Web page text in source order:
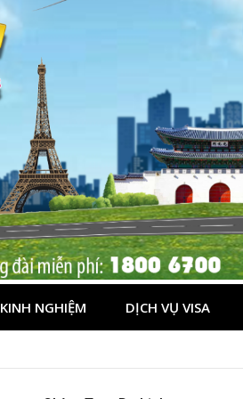
KINH NGHIỆM DỊCH VỤ VISA